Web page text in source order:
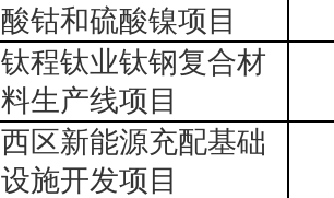
酸钴和硫酸镍项目
钛程钛业钛钢复合材
料生产线项目
西区新能源充配基础
设施开发项目